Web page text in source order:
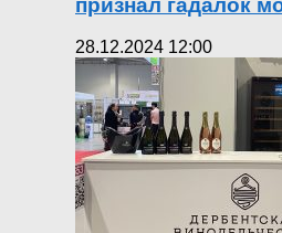
28.12.2024 12:00